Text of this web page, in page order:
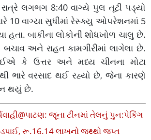
રાત્રે લગભગ 8:40 વાગ્યે પુલ તૂટી પડ્યો
10 વાગ્યા સુધીમાં રેસ્ક્યુ ઓપરેશનમાં 5
હતા. બાકીના લોકોની શોધખોળ ચાલુ છે.
અને રાહત કામગીરીમાં લાગેલા છે.
કે ઉત્તર અને મધ્ય ચીનના મોટા
ભારે વરસાદ થઈ રહ્યો છે, જેના કારણે
થયું છે.
જૂના ટીનમાં તેલનું પુન:પેકિંગ
રૂ.16.14 લાખનો જથ્થો જપ્ત